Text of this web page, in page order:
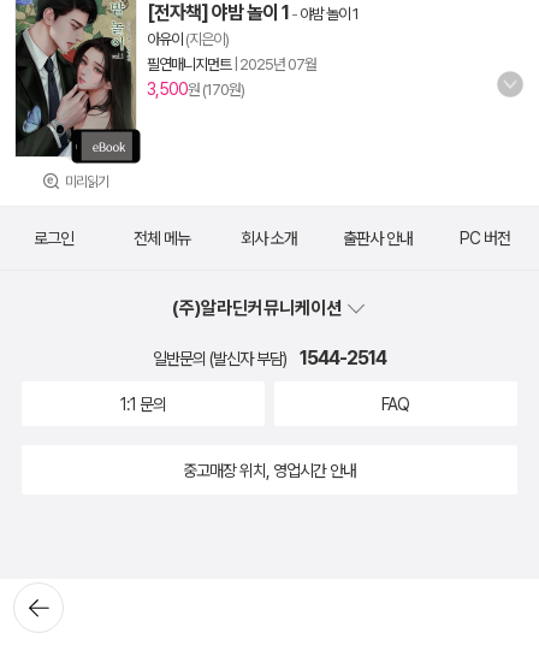
미리읽기
[전자책] 야밤 놀이 1 - 야밤 놀이 1
아유이 (지은이)
필연매니지먼트| 2025년 07월
3,500원 (170원)
뒤로가
기
로그인 전체 메뉴 회사 소개 출판사 안내 PC 버전
(주)알라딘커뮤니케이션
일반문의 (발신자 부담) 1544-2514
1:1 문의 FAQ
중고매장 위치, 영업시간 안내